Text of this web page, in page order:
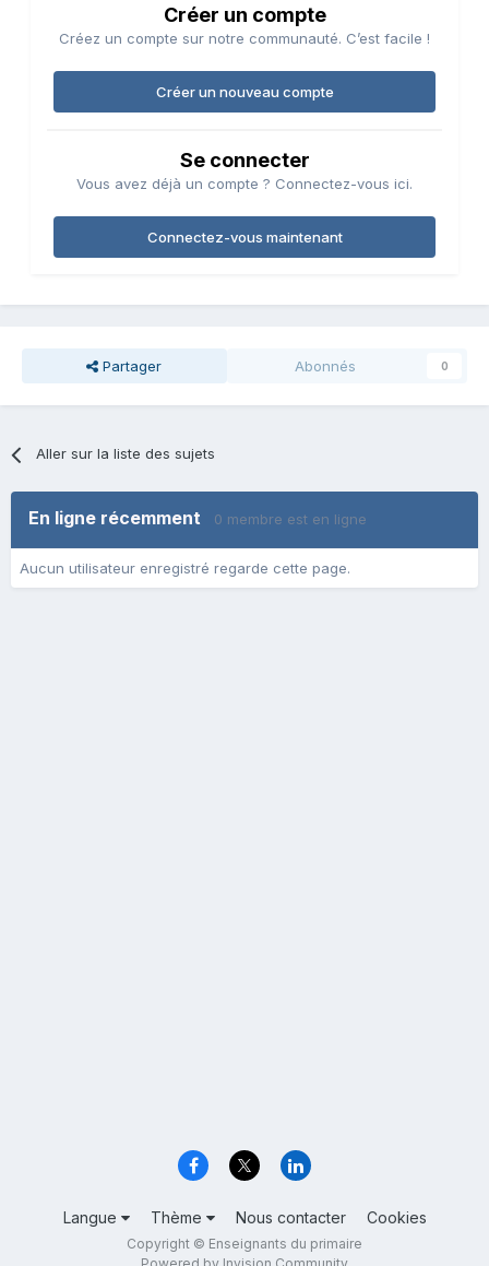
Créer un compte
Créez un compte sur notre communauté. C’est facile !
Créer un nouveau compte
Se connecter
Vous avez déjà un compte ? Connectez-vous ici.
Connectez-vous maintenant
Partager Abonnés 0
Aller sur la liste des sujets
En ligne récemment 0 membre est en ligne
Aucun utilisateur enregistré regarde cette page.
Langue Thème Nous contacter Cookies
Copyright © Enseignants du primaire